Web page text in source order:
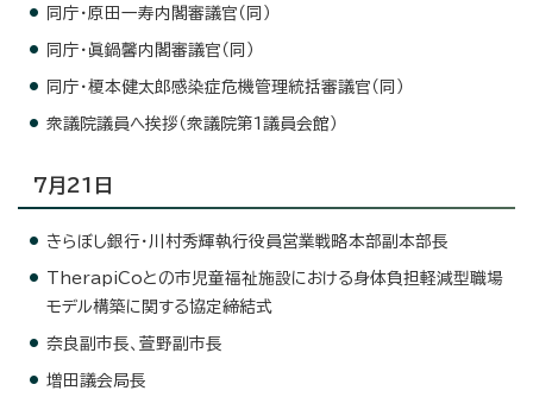
同庁・原田一寿内閣審議官（同）
同庁・眞鍋馨内閣審議官（同）
同庁・榎本健太郎感染症危機管理統括審議官（同）
衆議院議員へ挨拶（衆議院第1議員会館）
7月21日
きらぼし銀行・川村秀輝執行役員営業戦略本部副本部長
TherapiCoとの市児童福祉施設における身体負担軽減型職場
モデル構築に関する協定締結式
奈良副市長、萱野副市長
増田議会局長